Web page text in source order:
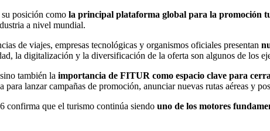
posición como la principal plataforma global para la promoción
a nivel mundial.
de viajes, empresas tecnológicas y organismos oficiales presentan
la digitalización y la diversificación de la oferta son algunos de los
también la importancia de FITUR como espacio clave para
lanzar campañas de promoción, anunciar nuevas rutas aéreas y
confirma que el turismo continúa siendo uno de los motores